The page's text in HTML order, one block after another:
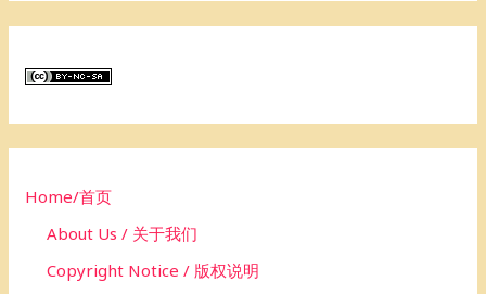
c
f
rHome/首页
About Us / 关于我们
Copyright Notice / 版权说明